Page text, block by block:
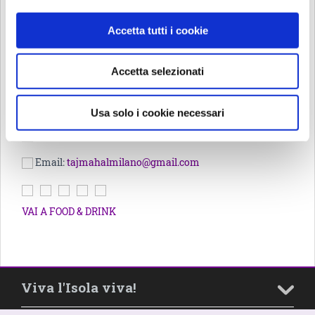
Accetta tutti i cookie
Accetta selezionati
Usa solo i cookie necessari
gastronomica tra i gusti e i sapori dell’India termina con i
dolci indiani di nostra produzione. Riserviamo massima
attenzione a ogni tipo di allergia o intolleranza alimentare.
Via Luigi Porro Lambertenghi, 23
Tel: 02 69000245
Email:tajmahalmilano@gmail.com
VAI A FOOD & DRINK
Viva l'Isola viva!